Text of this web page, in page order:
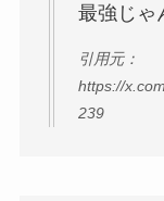
最強じゃ
引用元：
https://
239